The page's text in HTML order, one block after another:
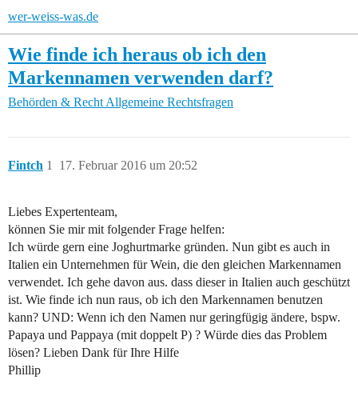
wer-weiss-was.de
Wie finde ich heraus ob ich den
Markennamen verwenden darf?
Behörden & Recht Allgemeine Rechtsfragen
Fintch 17. Februar 2016 um 20:52
1
Liebes Expertenteam,
können Sie mir mit folgender Frage helfen:
Ich würde gern eine Joghurtmarke gründen. Nun gibt es auch in
Italien ein Unternehmen für Wein, die den gleichen Markennamen
verwendet. Ich gehe davon aus. dass dieser in Italien auch geschützt
ist. Wie finde ich nun raus, ob ich den Markennamen benutzen
kann? UND: Wenn ich den Namen nur geringfügig ändere, bspw.
Papaya und Pappaya (mit doppelt P) ? Würde dies das Problem
lösen? Lieben Dank für Ihre Hilfe
Phillip